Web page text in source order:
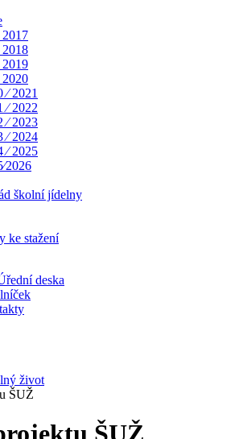
⁄ 2021
⁄ 2022
⁄ 2023
⁄ 2024
⁄ 2025
školní jídelny
ke stažení
deska
život
ŠUŽ